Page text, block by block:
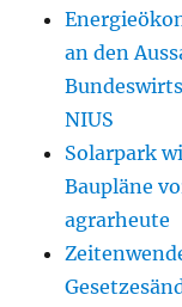
an den
NIUS
Solarpark
Baupläne
agrarheute